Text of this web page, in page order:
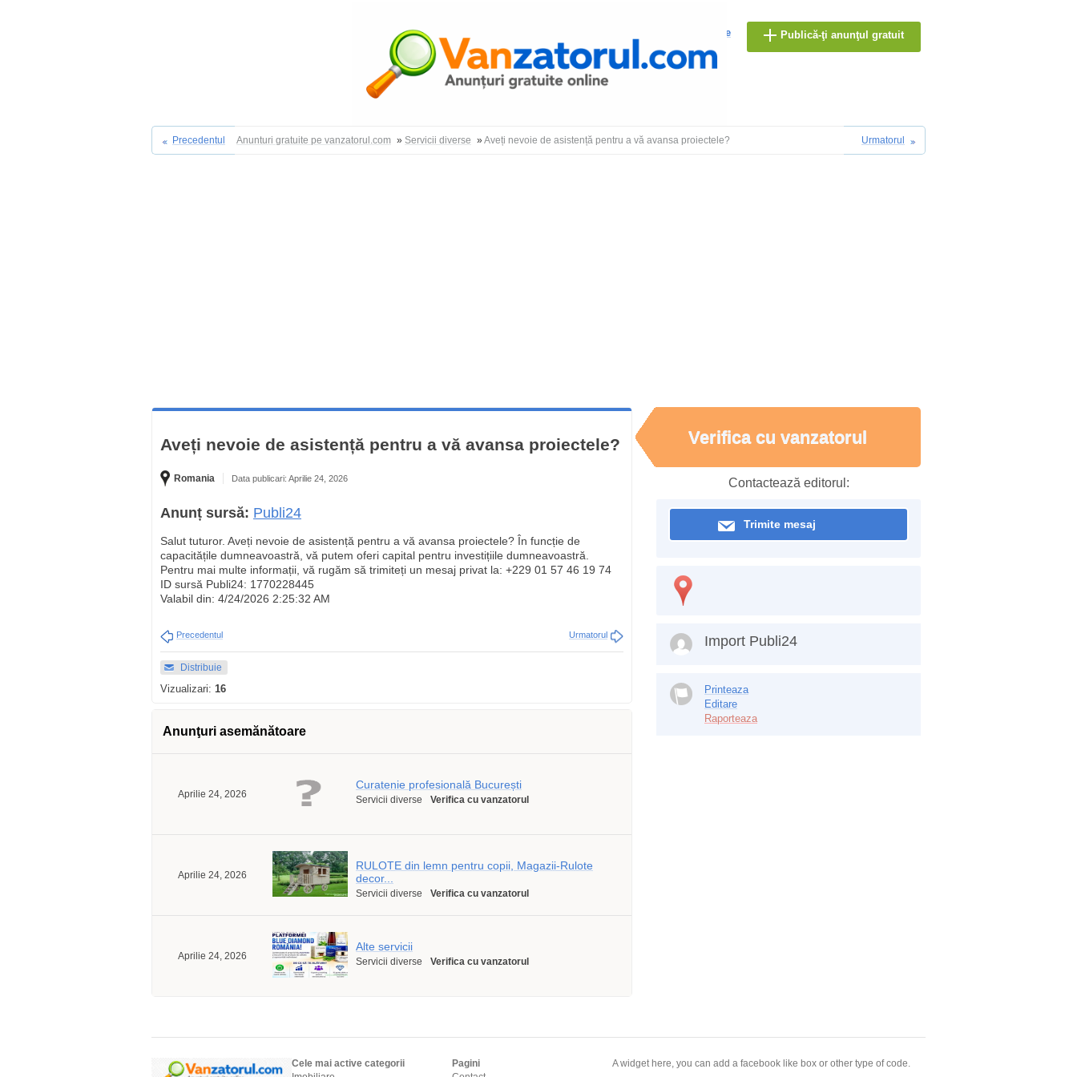
Autentificare Publică-ţi anunţul gratuit
Precedentul Urmatorul
Anunturi gratuite pe vanzatorul.com » Servicii diverse »Aveți nevoie de asistență pentru a vă avansa proiectele?
Aveți nevoie de asistență pentru a vă avansa proiectele?
Romania Data publicari: Aprilie 24, 2026
Anunț sursă: Publi24
Salut tuturor. Aveți nevoie de asistență pentru a vă avansa proiectele? În funcție de
capacitățile dumneavoastră, vă putem oferi capital pentru investițiile dumneavoastră.
Pentru mai multe informații, vă rugăm să trimiteți un mesaj privat la: +229 01 57 46 19 74
ID sursă Publi24: 1770228445
Valabil din: 4/24/2026 2:25:32 AM
Precedentul Urmatorul
Distribuie
Vizualizari: 16
Verifica cu vanzatorul
Contactează editorul:
Trimite mesaj
Import Publi24
Printeaza
Editare
Raporteaza
Anunţuri asemănătoare
Aprilie 24, 2026
Curatenie profesională București
Servicii diverse Verifica cu vanzatorul
Aprilie 24, 2026
RULOTE din lemn pentru copii, Magazii-Rulote
decor...
Servicii diverse Verifica cu vanzatorul
Aprilie 24, 2026
Alte servicii
Servicii diverse Verifica cu vanzatorul
Cele mai active categorii
Pagini
A widget here, you can add a facebook like box or other type of code.